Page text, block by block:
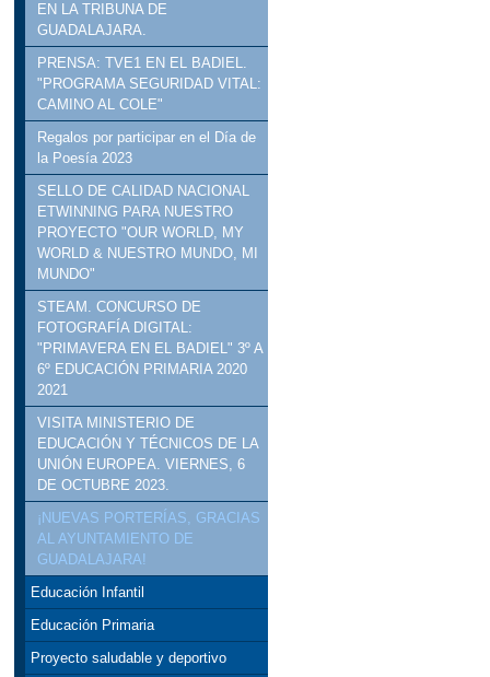
EN LA TRIBUNA DE
GUADALAJARA.
PRENSA: TVE1 EN EL BADIEL.
"PROGRAMA SEGURIDAD VITAL:
CAMINO AL COLE"
Regalos por participar en el Día de
la Poesía 2023
SELLO DE CALIDAD NACIONAL
ETWINNING PARA NUESTRO
PROYECTO "OUR WORLD, MY
WORLD & NUESTRO MUNDO, MI
MUNDO"
STEAM. CONCURSO DE
FOTOGRAFÍA DIGITAL:
"PRIMAVERA EN EL BADIEL" 3º A
6º EDUCACIÓN PRIMARIA 2020
2021
VISITA MINISTERIO DE
EDUCACIÓN Y TÉCNICOS DE LA
UNIÓN EUROPEA. VIERNES, 6
DE OCTUBRE 2023.
¡NUEVAS PORTERÍAS, GRACIAS
AL AYUNTAMIENTO DE
GUADALAJARA!
Educación Infantil
Educación Primaria
Proyecto saludable y deportivo